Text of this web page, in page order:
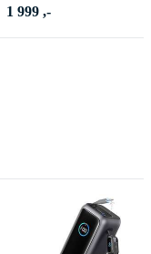
1 999 ,-